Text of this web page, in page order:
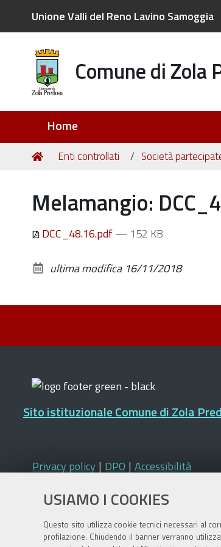
USIAMO I COOKIES
Questo sito utilizza cookie tecnici necessari al
profilazione. Chiudendo il banner verranno
Unione Valli del Reno Lavino Samoggia
Comune di Zola
Home
Tu
Home
Enti controllati Società
Melamangio:
DCC_48.16.pdf— 152 KB
ultima modifica 16/11/2018
Sito istituzionale Comune di Zola
Privacy policy | DPO | Accessibilità